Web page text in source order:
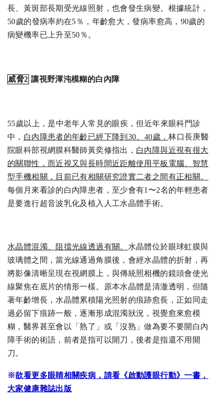
長、黃斑部長期受光線照射，也會發生病變。根據統計，
50歲的發病率約在5％，年齡愈大，發病率愈高，90歲的
病變機率已上升至50％。
威脅2 讓視野渾沌模糊的白內障
55歲以上，是中老年人常見的眼疾，但近年來眼科門診
中， 白內障患者的年齡已經下降到30 、40歲，林口長庚醫
院眼科部視網膜科醫師黃奕修指出， 白內障與近視有很大
的關聯性，而近視又與長時間近距離使用平板電腦、智慧
型手機相關，目前已有相關研究證實二者之間有正相關。
每個月來看診的白內障患者，至少會有1〜2名的年輕患者
是要進行超音波乳化及植入人工水晶體手術。
水晶體混濁、阻擋光線透過有關。 水晶體位於眼球虹膜與
玻璃體之間，當光線通過角膜後，會經水晶體的折射，再
將影像清晰呈現在視網膜上，與傳統照相機的鏡頭會使光
線聚焦在底片的情形一樣。原本水晶體是清澈透明，但隨
著年齡增長，水晶體累積陽光照射的痕跡愈長，正如同走
過必留下痕跡一般，逐漸形成混濁狀況，視覺愈來愈模
糊，醫界甚至會以「熟了」或「沒熟」做為要不要開白內
障手術的術語，前者是指可以開刀，後者是指還不用開
刀。
※欲看更多眼睛相關疾病，請看《啟動護眼行動》一書，
大家健康雜誌出版